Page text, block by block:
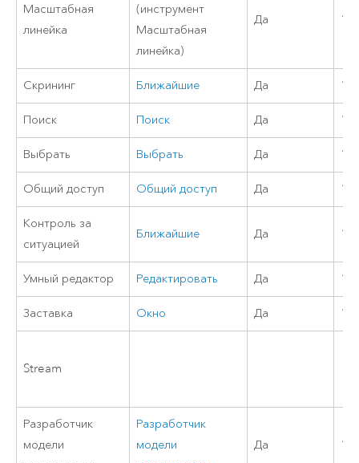
Масштабная
линейка
(инструмент
Масштабная
линейка)
Да
Скрининг Ближайшие Да
Поиск Поиск Да
Выбрать Выбрать Да
Общий доступ Общий доступ Да
Контроль за
ситуацией
Ближайшие Да
Умный редактор Редактировать Да
Заставка Окно Да
Stream
Разработчик
модели
Разработчик
модели
Да